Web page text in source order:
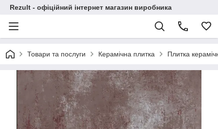
Rezult - офіційний інтернет магазин виробника
Товари та послуги Керамічна плитка Плитка